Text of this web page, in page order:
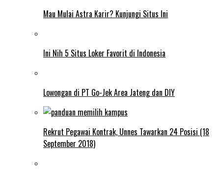
Mau Mulai Astra Karir? Kunjungi Situs Ini
Ini Nih 5 Situs Loker Favorit di Indonesia
Lowongan di PT Go-Jek Area Jateng dan DIY
Rekrut Pegawai Kontrak, Unnes Tawarkan 24 Posisi (18
September 2018)